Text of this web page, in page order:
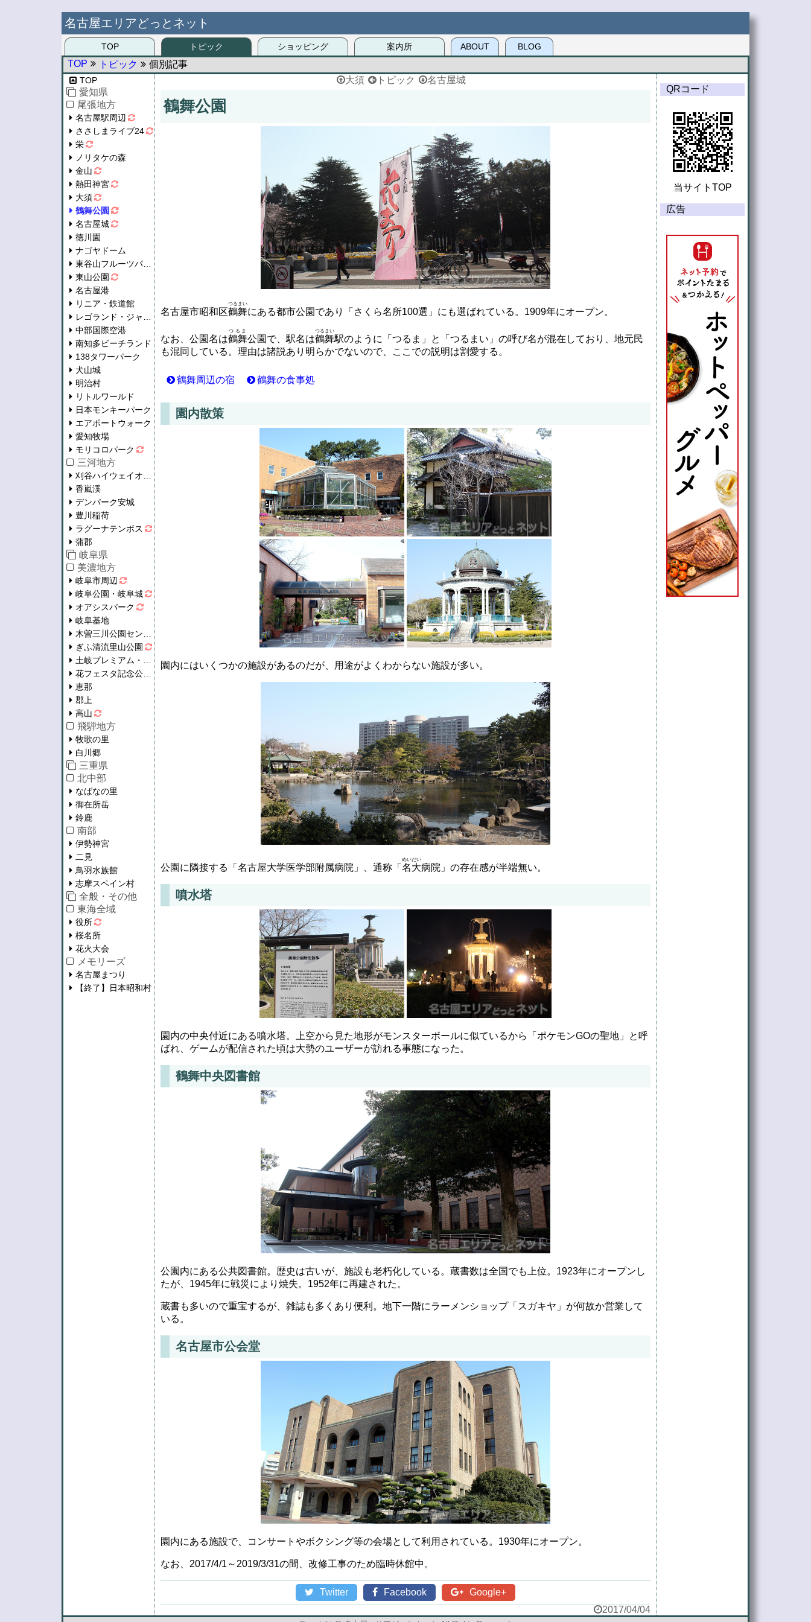
名古屋エリアどっとネット
TOP トピック ショッピング 案内所 ABOUT BLOG
TOP トピック
個別記事
大須
トピック 名古屋城
鶴舞公園
名古屋市昭和区鶴舞
つるまい
にある都市公園であり「さくら名所100選」にも選ばれている。1909年にオープン。
なお、公園名は鶴舞
つるま
公園で、駅名は鶴舞
つるまい
駅のように「つるま」と「つるまい」の呼び名が混在しており、地元民
も混同している。理由は諸説あり明らかでないので、ここでの説明は割愛する。
鶴舞周辺の宿 鶴舞の食事処
園内散策
園内にはいくつかの施設があるのだが、用途がよくわからない施設が多い。
公園に隣接する「名古屋大学医学部附属病院」、通称「 名大
めいだい
病院」の存在感が半端無い。
噴水塔
園内の中央付近にある噴水塔。上空から見た地形がモンスターボールに似ているから「ポケモンGOの聖地」と呼
ばれ、ゲームが配信された頃は大勢のユーザーが訪れる事態になった。
鶴舞中央図書館
公園内にある公共図書館。歴史は古いが、施設も老朽化している。蔵書数は全国でも上位。1923年にオープンし
たが、1945年に戦災により焼失。1952年に再建された。
蔵書も多いので重宝するが、雑誌も多くあり便利。地下一階にラーメンショップ「スガキヤ」が何故か営業して
いる。
名古屋市公会堂
園内にある施設で、コンサートやボクシング等の会場として利用されている。1930年にオープン。
なお、2017/4/1～2019/3/31の間、改修工事のため臨時休館中。
Twitter Facebook
Google+
2017/04/04
TOP
愛知県
尾張地方
名古屋駅周辺
ささしまライブ24
栄
ノリタケの森
金山
熱田神宮
大須
鶴舞公園
名古屋城
徳川園
ナゴヤドーム
東谷山フルーツパーク
東山公園
名古屋港
リニア・鉄道館
レゴランド・ジャパン
中部国際空港
南知多ビーチランド
138タワーパーク
犬山城
明治村
リトルワールド
日本モンキーパーク
エアポートウォーク
愛知牧場
モリコロパーク
三河地方
刈谷ハイウェイオアシス
香嵐渓
デンパーク安城
豊川稲荷
ラグーナテンボス
蒲郡
岐阜県
美濃地方
岐阜市周辺
岐阜公園・岐阜城
オアシスパーク
岐阜基地
木曽三川公園センター
ぎふ清流里山公園
土岐プレミアム・アウトレット
花フェスタ記念公園
恵那
郡上
高山
飛騨地方
牧歌の里
白川郷
三重県
北中部
なばなの里
御在所岳
鈴鹿
南部
伊勢神宮
二見
鳥羽水族館
志摩スペイン村
全般・その他
東海全域
役所
桜名所
花火大会
メモリーズ
名古屋まつり
【終了】日本昭和村
QRコード
当サイトTOP
広告